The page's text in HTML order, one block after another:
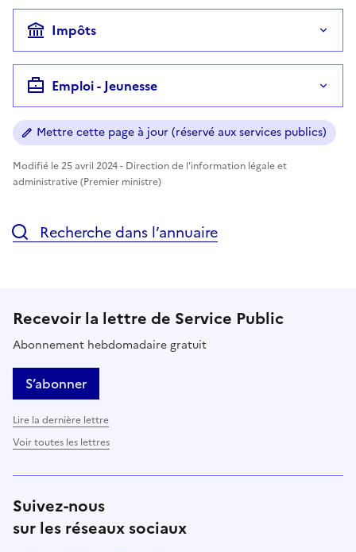
Impôts
Emploi - Jeunesse
Mettre cette page à jour (réservé aux services publics)
Modifié le 25 avril 2024 - Direction de l'information légale et
administrative (Premier ministre)
Recherche dans l’annuaire
Recevoir la lettre de Service Public
Abonnement hebdomadaire gratuit
S’abonner
Lire la dernière lettre
Voir toutes les lettres
Suivez-nous
sur les réseaux sociaux